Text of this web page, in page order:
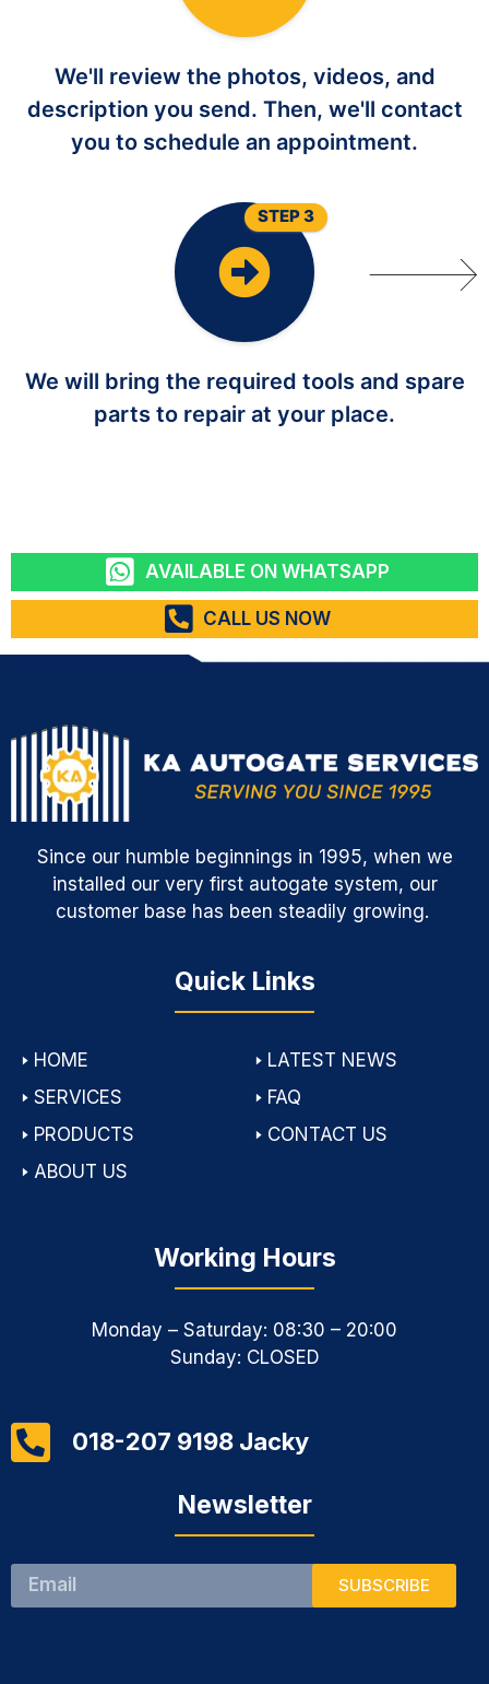
We'll review the photos, videos, and
description you send. Then, we'll contact
you to schedule an appointment.
We will bring the required tools and spare
parts to repair at your place.
STEP 3
AVAILABLE ON WHATSAPP
CALL US NOW
Since our humble beginnings in 1995, when we
installed our very first autogate system, our
customer base has been steadily growing.
Quick Links
🢒 HOME
🢒 SERVICES
🢒 PRODUCTS
🢒 ABOUT US
🢒 LATEST NEWS
🢒 FAQ
🢒 CONTACT US
Working Hours
Monday – Saturday: 08:30 – 20:00
Sunday: CLOSED
018-207 9198 Jacky
Newsletter
SUBSCRIBE